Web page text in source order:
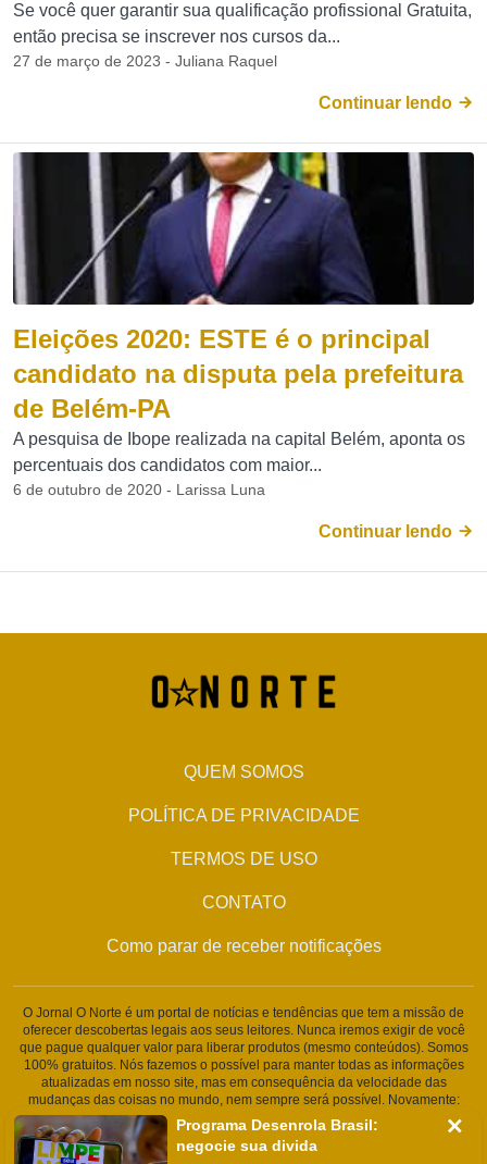
Programa Desenrola Brasil:
negocie sua divida
Se você quer garantir sua qualificação profissional Gratuita,
então precisa se inscrever nos cursos da...
27 de março de 2023 - Juliana Raquel
Continuar lendo
Eleições 2020: ESTE é o principal
candidato na disputa pela prefeitura
de Belém-PA
A pesquisa de Ibope realizada na capital Belém, aponta os
percentuais dos candidatos com maior...
6 de outubro de 2020 - Larissa Luna
Continuar lendo
QUEM SOMOS
POLÍTICA DE PRIVACIDADE
TERMOS DE USO
CONTATO
Como parar de receber notificações
O Jornal O Norte é um portal de notícias e tendências que tem a missão de
oferecer descobertas legais aos seus leitores. Nunca iremos exigir de você
que pague qualquer valor para liberar produtos (mesmo conteúdos). Somos
100% gratuitos. Nós fazemos o possível para manter todas as informações
atualizadas em nosso site, mas em consequência da velocidade das
mudanças das coisas no mundo, nem sempre será possível. Novamente:
Nunca solicitamos nenhuma informação pessoal ou qualquer tipo de
cobrança. Somos um portal de conteúdo jornalístico. Caso isso aconteça,
entre em contato conosco imediatamente.